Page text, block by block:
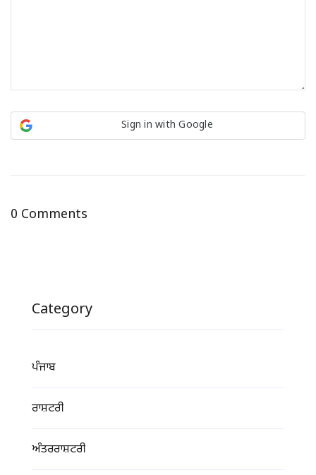
Sign in with Google
0 Comments
Category
ਪੰਜਾਬ
ਰਾਸ਼ਟਰੀ
ਅੰਤਰਰਾਸ਼ਟਰੀ